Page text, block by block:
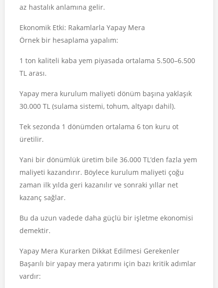
az hastalık anlamına gelir.
Ekonomik Etki: Rakamlarla Yapay Mera
Örnek bir hesaplama yapalım:
1 ton kaliteli kaba yem piyasada ortalama 5.500–6.500
TL arası.
Yapay mera kurulum maliyeti dönüm başına yaklaşık
30.000 TL (sulama sistemi, tohum, altyapı dahil).
Tek sezonda 1 dönümden ortalama 6 ton kuru ot
üretilir.
Yani bir dönümlük üretim bile 36.000 TL’den fazla yem
maliyeti kazandırır. Böylece kurulum maliyeti çoğu
zaman ilk yılda geri kazanılır ve sonraki yıllar net
kazanç sağlar.
Bu da uzun vadede daha güçlü bir işletme ekonomisi
demektir.
Yapay Mera Kurarken Dikkat Edilmesi Gerekenler
Başarılı bir yapay mera yatırımı için bazı kritik adımlar
vardır: